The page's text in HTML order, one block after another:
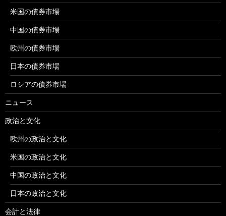
米国の債券市場
中国の債券市場
欧州の債券市場
日本の債券市場
ロシアの債券市場
ニュース
政治と文化
欧州の政治と文化
米国の政治と文化
中国の政治と文化
日本の政治と文化
会計と法律